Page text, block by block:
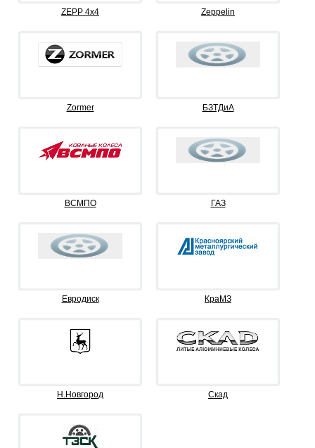
ZEPP 4х4 Zeppelin
Zormer БЗТДиА
ВСМПО ГАЗ
Евродиск КраМЗ
Н.Новгород Скад